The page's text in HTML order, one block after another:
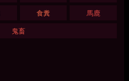
食糞 馬鹿
鬼畜